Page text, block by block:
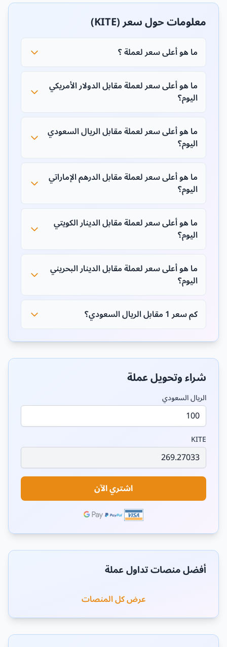
معلومات حول سعر (KITE)
ما هو أعلى سعر لعملة ؟
ما هو أعلى سعر لعملة مقابل الدولار الأمريكي
اليوم؟
ما هو أعلى سعر لعملة مقابل الريال السعودي
اليوم؟
ما هو أعلى سعر لعملة مقابل الدرهم الإماراتي
اليوم؟
ما هو أعلى سعر لعملة مقابل الدينار الكويتي
اليوم؟
ما هو أعلى سعر لعملة مقابل الدينار البحريني
اليوم؟
كم سعر 1 مقابل الريال السعودي؟
شراء وتحويل عملة
الريال السعودي
KITE
اشتري الآن
أفضل منصات تداول عملة
عرض كل المنصات